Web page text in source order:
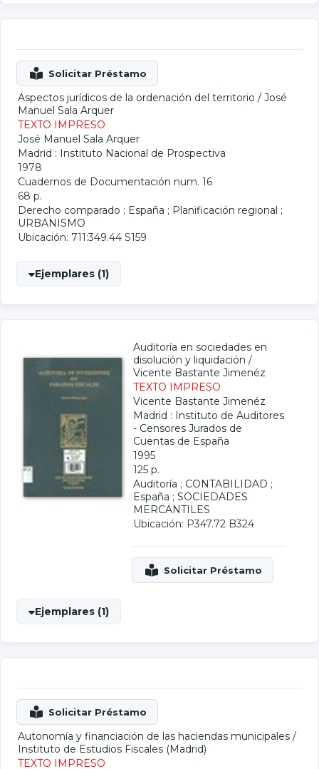
Aspectos jurídicos de la ordenación del territorio / José
Manuel Sala Arquer
TEXTO IMPRESO
José Manuel Sala Arquer
Madrid : Instituto Nacional de Prospectiva
1978
Cuadernos de Documentación num. 16
68 p.
Derecho comparado ; España ; Planificación regional ;
URBANISMO
Ubicación: 711:349.44 S159
Ejemplares (1)
Auditoría en sociedades en
disolución y liquidación /
Vicente Bastante Jimenéz
TEXTO IMPRESO
Vicente Bastante Jimenéz
Madrid : Instituto de Auditores
- Censores Jurados de
Cuentas de España
1995
125 p.
Auditoría ; CONTABILIDAD ;
España ; SOCIEDADES
MERCANTILES
Ubicación: P347.72 B324
Ejemplares (1)
Autonomía y financiación de las haciendas municipales /
Instituto de Estudios Fiscales (Madrid)
TEXTO IMPRESO